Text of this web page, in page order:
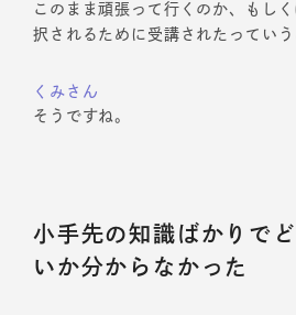
このまま頑張って行くのか、もし
択されるために受講されたっていう
くみさん
そうですね。
小手先の知識ばかりで
いか分からなかった